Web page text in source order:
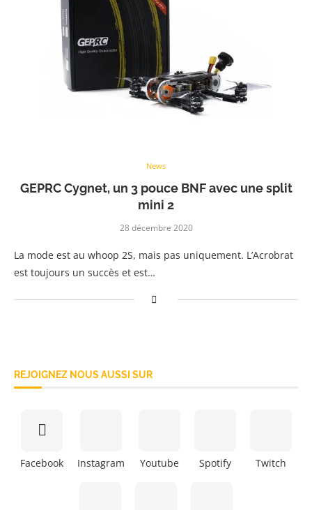
News
GEPRC Cygnet, un 3 pouce BNF avec une split
mini 2
28 décembre 2020
La mode est au whoop 2S, mais pas uniquement. L’Acrobrat
est toujours un succès et est…
REJOIGNEZ NOUS AUSSI SUR
Facebook Instagram Youtube Spotify Twitch